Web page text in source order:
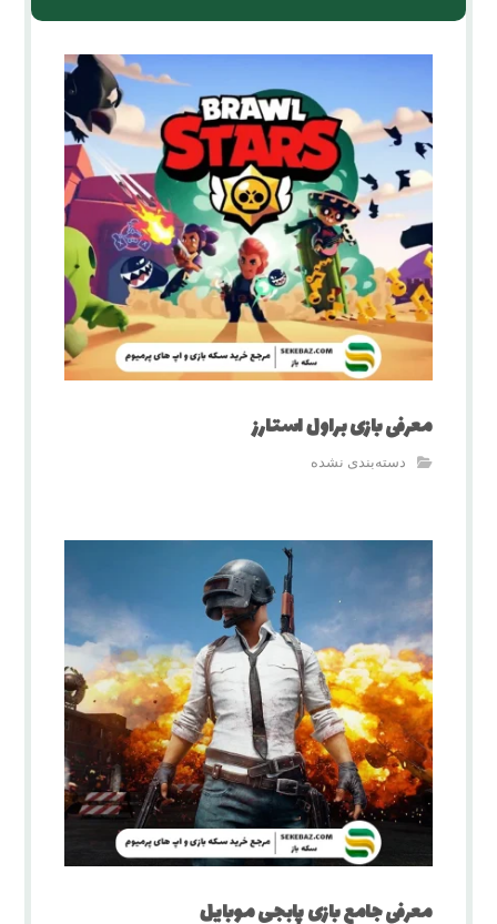
معرفی بازی براول استارز
دسته‌بندی نشده
معرفی جامع بازی پابجی موبایل